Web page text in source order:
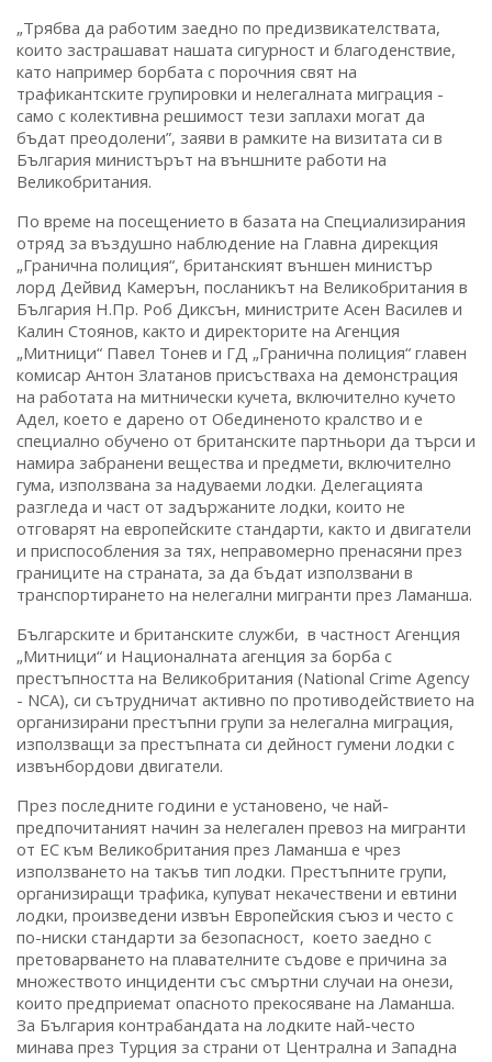
„Трябва да работим заедно по предизвикателствата,
които застрашават нашата сигурност и благоденствие,
като например борбата с порочния свят на
трафикантските групировки и нелегалната миграция -
само с колективна решимост тези заплахи могат да
бъдат преодолени”, заяви в рамките на визитата си в
България министърът на външните работи на
Великобритания.
По време на посещението в базата на Специализирания
отряд за въздушно наблюдение на Главна дирекция
„Гранична полиция“, британският външен министър
лорд Дейвид Камерън, посланикът на Великобритания в
България Н.Пр. Роб Диксън, министрите Асен Василев и
Калин Стоянов, както и директорите на Агенция
„Митници“ Павел Тонев и ГД „Гранична полиция“ главен
комисар Антон Златанов присъстваха на демонстрация
на работата на митнически кучета, включително кучето
Адел, което е дарено от Обединеното кралство и е
специално обучено от британските партньори да търси и
намира забранени вещества и предмети, включително
гума, използвана за надуваеми лодки. Делегацията
разгледа и част от задържаните лодки, които не
отговарят на европейските стандарти, както и двигатели
и приспособления за тях, неправомерно пренасяни през
границите на страната, за да бъдат използвани в
транспортирането на нелегални мигранти през Ламанша.
Българските и британските служби, в частност Агенция
„Митници“ и Националната агенция за борба с
престъпността на Великобритания (National Crime Agency
- NCA), си сътрудничат активно по противодействието на
организирани престъпни групи за нелегална миграция,
използващи за престъпната си дейност гумени лодки с
извънбордови двигатели.
През последните години е установено, че най-
предпочитаният начин за нелегален превоз на мигранти
от ЕС към Великобритания през Ламанша е чрез
използването на такъв тип лодки. Престъпните групи,
организиращи трафика, купуват некачествени и евтини
лодки, произведени извън Европейския съюз и често с
по-ниски стандарти за безопасност, което заедно с
претоварването на плавателните съдове е причина за
множеството инциденти със смъртни случаи на онези,
които предприемат опасното прекосяване на Ламанша.
За България контрабандата на лодките най-често
минава през Турция за страни от Централна и Западна